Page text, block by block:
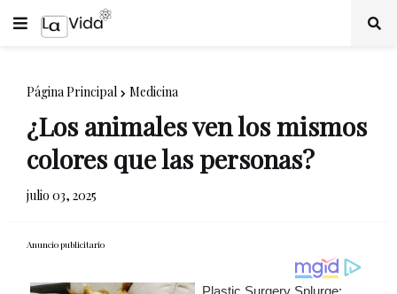
Página Principal Medicina
¿Los animales ven los mismos
colores que las personas?
julio 03, 2025
Anuncio publicitario